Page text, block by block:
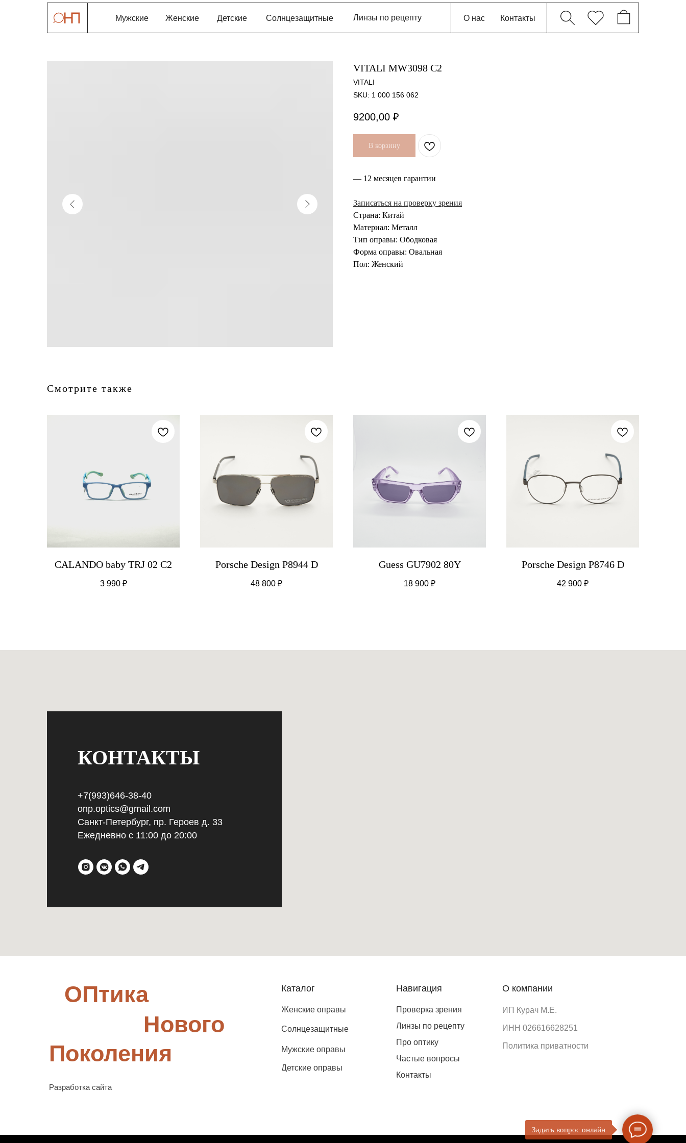
Контакты
О нас
Женские
Мужские Солнцезащитные
Детские Линзы по рецепту
VITALI MW3098 C2
VITALI
SKU: 1 000 156 062
9200,00 ₽
В корзину
— 12 месяцев гарантии
Записаться на проверку зрения
Страна: Китай
Материал: Металл
Тип оправы: Ободковая
Форма оправы: Овальная
Пол: Женский
Смотрите также
CALANDO baby TRJ 02 C2
3 990 ₽
Porsche Design P8944 D
48 800 ₽
Guess GU7902 80Y
18 900 ₽
Porsche Design P8746 D
42 900 ₽
Задать вопрос онлайн
КОНТАКТЫ
+7(993)646-38-40
onp.optics@gmail.com
Санкт-Петербург, пр. Героев д. 33
Ежедневно с 11:00 до 20:00
ОПтика
Разработка сайта
Политика приватности
ИП Курач М.Е.
ИНН 026616628251
О компании
Солнцезащитные
Детские оправы
Женские оправы
Мужские оправы
Каталог Навигация
Нового
Поколения
Проверка зрения
Про оптику
Частые вопросы
Контакты
Линзы по рецепту